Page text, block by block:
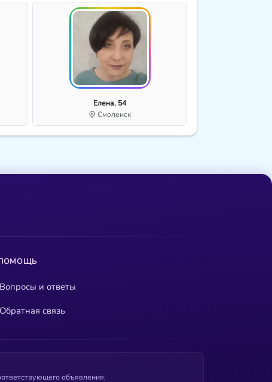
Елена, 54
Смоленск
Вопросы и ответы
Обратная связь
объявления.